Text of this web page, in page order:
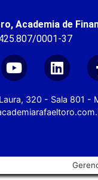
Academia de
0001-37
320 - Sala 801 -